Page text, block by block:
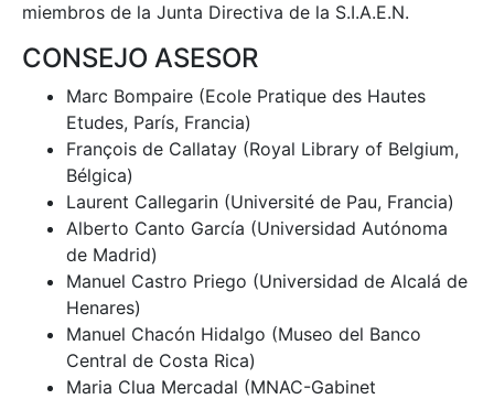
miembros de la Junta Directiva de la S.I.A.E.N.
CONSEJO ASESOR
Marc Bompaire (Ecole Pratique des Hautes
Etudes, París, Francia)
François de Callatay (Royal Library of Belgium,
Bélgica)
Laurent Callegarin (Université de Pau, Francia)
Alberto Canto García (Universidad Autónoma
de Madrid)
Manuel Castro Priego (Universidad de Alcalá de
Henares)
Manuel Chacón Hidalgo (Museo del Banco
Central de Costa Rica)
Maria Clua Mercadal (MNAC-Gabinet